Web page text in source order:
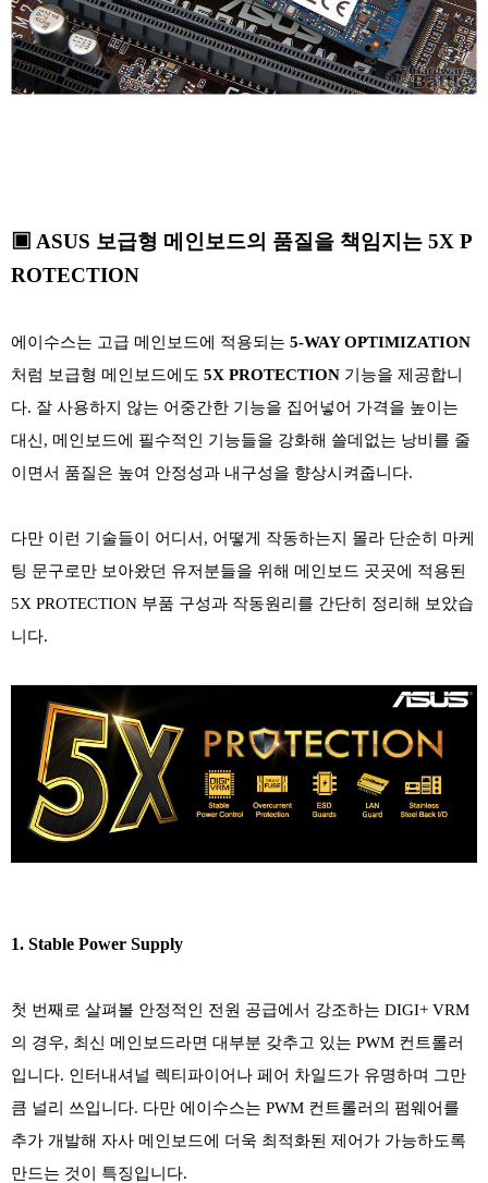
▣ ASUS 보급형 메인보드의 품질을 책임지는 5X P
ROTECTION
에이수스는 고급 메인보드에 적용되는 5-WAY OPTIMIZATION
처럼 보급형 메인보드에도 5X PROTECTION 기능을 제공합니
다. 잘 사용하지 않는 어중간한 기능을 집어넣어 가격을 높이는
대신, 메인보드에 필수적인 기능들을 강화해 쓸데없는 낭비를 줄
이면서 품질은 높여 안정성과 내구성을 향상시켜줍니다.
다만 이런 기술들이 어디서, 어떻게 작동하는지 몰라 단순히 마케
팅 문구로만 보아왔던 유저분들을 위해 메인보드 곳곳에 적용된
5X PROTECTION 부품 구성과 작동원리를 간단히 정리해 보았습
니다.
1. Stable Power Supply
첫 번째로 살펴볼 안정적인 전원 공급에서 강조하는 DIGI+ VRM
의 경우, 최신 메인보드라면 대부분 갖추고 있는 PWM 컨트롤러
입니다. 인터내셔널 렉티파이어나 페어 차일드가 유명하며 그만
큼 널리 쓰입니다. 다만 에이수스는 PWM 컨트롤러의 펌웨어를
추가 개발해 자사 메인보드에 더욱 최적화된 제어가 가능하도록
만드는 것이 특징입니다.